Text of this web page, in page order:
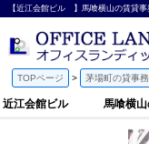
【近江会館ビル 】馬喰横山の賃貸
TOPページ 茅場町の貸事
近江会館ビル 馬喰横山の